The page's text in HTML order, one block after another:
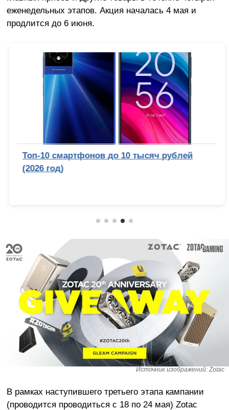
еженедельных этапов. Акция началась 4 мая и
продлится до 6 июня.
Топ-10 смартфонов до 10 тысяч рублей
(2026 год)
Источник изображений: Zotac
В рамках наступившего третьего этапа кампании
(проводится проводиться с 18 по 24 мая) Zotac